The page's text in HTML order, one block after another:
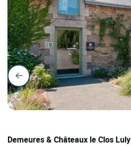
Demeures & Châteaux le Clos Luly